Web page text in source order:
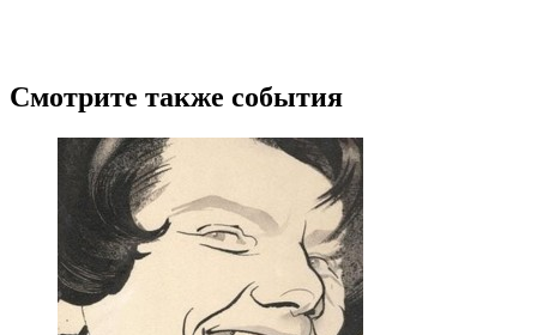
Смотрите также события